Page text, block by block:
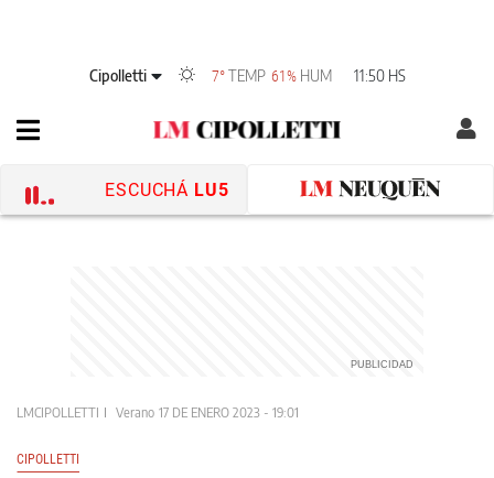
Cipolletti 7° TEMP 61% HUM 11:50 HS
ESCUCHÁ LU5
LMCIPOLLETTI Verano 17 DE ENERO 2023 - 19:01
CIPOLLETTI